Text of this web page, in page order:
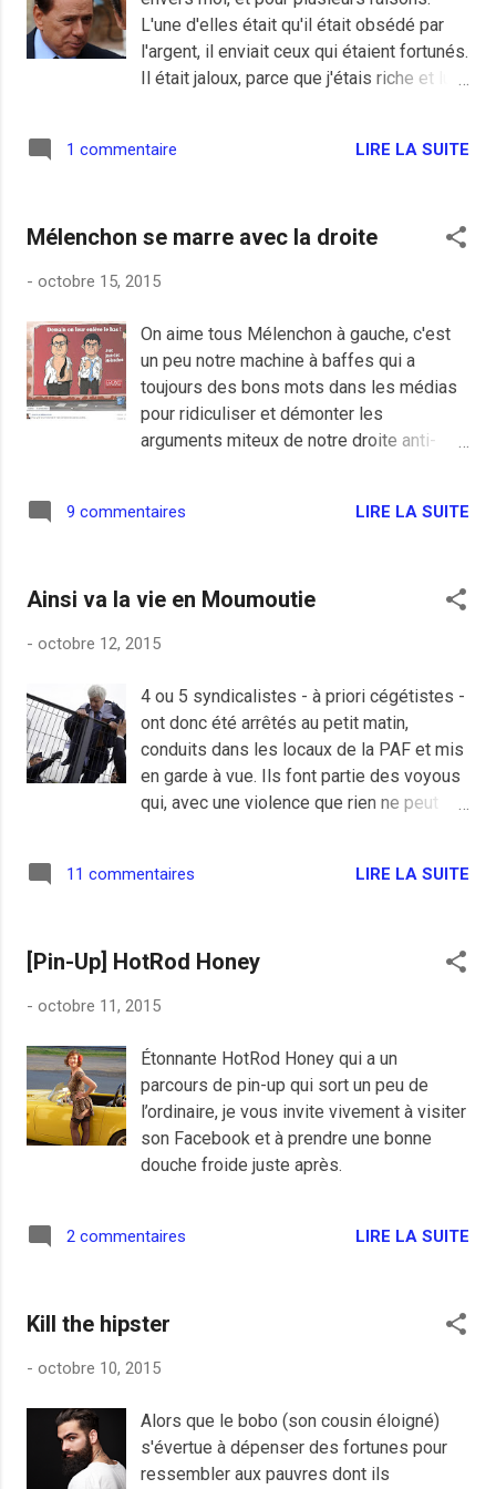
L'une d'elles était qu'il était obsédé par
l'argent, il enviait ceux qui étaient fortunés.
Il était jaloux, parce que j'étais riche et lui
Sarkozy peu après son mariage avec
riche. Comme toi!" Berlusconi s'esclaffe.
Sarkozy", visiblement Silvio Berlusconi a
notre ex-président de la République
complètement malade de l'argent. Même
le Cavalière déteste Sarkozy, c'est dire le
niveau atteint par le président des
Républicains.
1 commentaire LIRE LA SUITE
Mélenchon se marre avec la droite
- octobre 15, 2015
On aime tous Mélenchon à gauche, c'est
un peu notre machine à baffes qui a
toujours des bons mots dans les médias
pour ridiculiser et démonter les
arguments miteux de notre droite anti-
camarade Jean-Luc se gausse du
Rolex à 50 ans) , on trouve ça nettement
à force d'être excessif et caricatural il en
9 commentaires LIRE LA SUITE
Ainsi va la vie en Moumoutie
- octobre 12, 2015
4 ou 5 syndicalistes - à priori cégétistes -
ont donc été arrêtés au petit matin,
conduits dans les locaux de la PAF et mis
en garde à vue. Ils font partie des voyous
qui, avec une violence que rien ne peut
dernière. Hummm, que c'est bon de le
condoléances à Mélenchon qui voit en
salariés arrêtés pour faits de lutte. Que la
contagieuses que la peur. " C'est tout de
même incroyable qu'il y ait encore autant
de gauchistes pour prôner et/ou défendre
des actes de violence. Gauche tarée !
Mais tout le monde sait au fond qui a
affaire, entre l’annonce des licenciements
des travailleurs, il ne fallait pas aller très...
11 commentaires LIRE LA SUITE
[Pin-Up] HotRod Honey
- octobre 11, 2015
Étonnante HotRod Honey qui a un
parcours de pin-up qui sort un peu de
l’ordinaire, je vous invite vivement à visiter
son Facebook et à prendre une bonne
douche froide juste après.
2 commentaires LIRE LA SUITE
Kill the hipster
- octobre 10, 2015
Alors que le bobo (son cousin éloigné)
s'évertue à dépenser des fortunes pour
ressembler aux pauvres dont ils